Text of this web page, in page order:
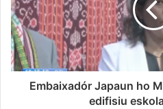
Embaixadór Japaun ho
edifisiu